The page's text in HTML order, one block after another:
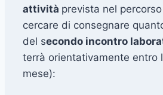
attività prevista nel
cercare di consegnare
del secondo incontro
terrà orientativamente entro
mese):